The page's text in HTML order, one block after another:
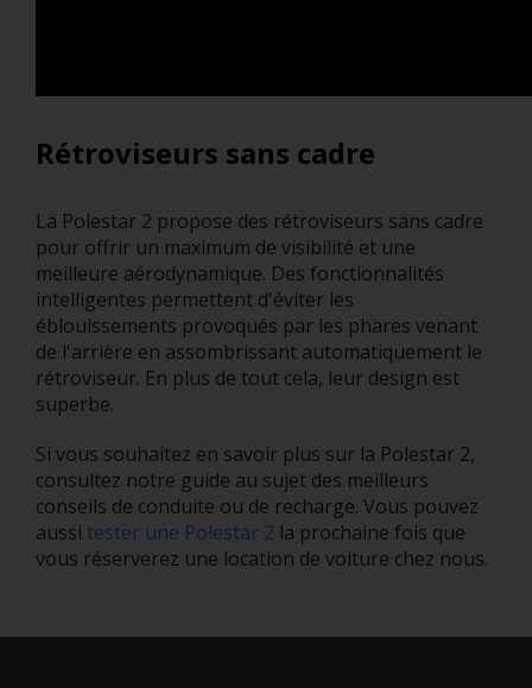
Rétroviseurs sans cadre
La Polestar 2 propose des rétroviseurs sans cadre
pour offrir un maximum de visibilité et une
meilleure aérodynamique. Des fonctionnalités
intelligentes permettent d'éviter les
éblouissements provoqués par les phares venant
de l'arrière en assombrissant automatiquement le
rétroviseur. En plus de tout cela, leur design est
superbe.
Si vous souhaitez en savoir plus sur la Polestar 2,
consultez notre guide au sujet des meilleurs
conseils de conduite ou de recharge. Vous pouvez
aussi tester une Polestar 2 la prochaine fois que
vous réserverez une location de voiture chez nous.